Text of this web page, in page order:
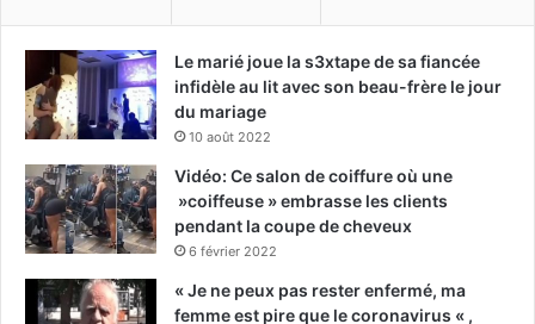
Le marié joue la s3xtape de sa fiancée
infidèle au lit avec son beau-frère le jour
du mariage
10 août 2022
Vidéo: Ce salon de coiffure où une
»coiffeuse » embrasse les clients
pendant la coupe de cheveux
6 février 2022
« Je ne peux pas rester enfermé, ma
femme est pire que le coronavirus « ,